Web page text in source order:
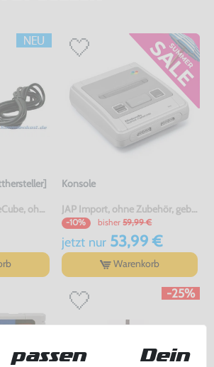
für SNES/N64/GameCube, ohne OVP, NEU
Konsole
JAP Import, ohne Zubehör, gebraucht
-10% bisher 59,99 €
jetzt nur53,99 €
Warenkorb
-25%
Dein